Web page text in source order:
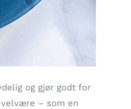
og gjør godt for
– som en